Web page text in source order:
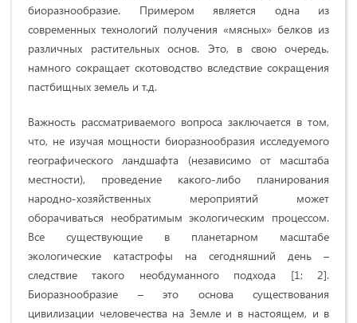
биоразнообразие. Примером является одна из
современных технологий получения «мясных» белков из
различных растительных основ. Это, в свою очередь,
намного сокращает скотоводство вследствие сокращения
пастбищных земель и т.д.
Важность рассматриваемого вопроса заключается в том,
что, не изучая мощности биоразнообразия исследуемого
географического ландшафта (независимо от масштаба
местности), проведение какого-либо планирования
народно-хозяйственных мероприятий может
оборачиваться необратимым экологическим процессом.
Все существующие в планетарном масштабе
экологические катастрофы на сегодняшний день –
следствие такого необдуманного подхода [1; 2].
Биоразнообразие – это основа существования
цивилизации человечества на Земле и в настоящем, и в